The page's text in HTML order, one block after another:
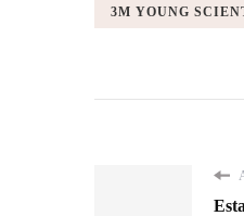
3M YOUNG